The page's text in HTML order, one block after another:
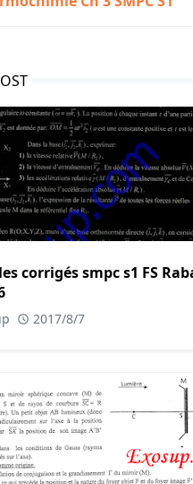
corrigés smpc s1 FS
2017/8/7